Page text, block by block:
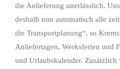
die Anlieferung unerlässlich.
deshalb nun automatisch alle
die Transportplanung“, so
Anliefertagen, Werksferien und
und Urlaubskalender.